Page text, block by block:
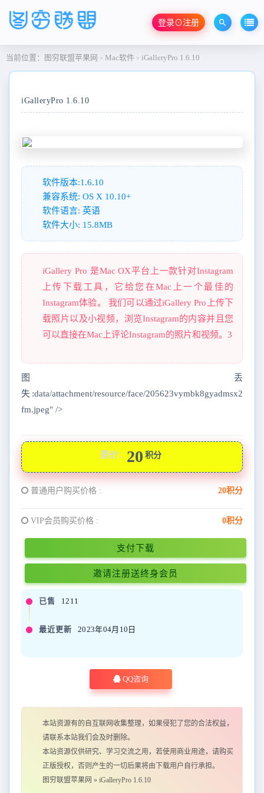
登录⊙注册
当前位置： 图穷联盟苹果网 > Mac软件 > iGalleryPro 1.6.10
iGalleryPro 1.6.10
软件版本:1.6.10
兼容系统: OS X 10.10+
软件语言: 英语
软件大小: 15.8MB
iGallery Pro 是Mac OX平台上一款针对Instagram
上传下载工具，它给您在Mac上一个最佳的
Instagram体验。 我们可以通过iGallery Pro上传下
载照片以及小视频，浏览Instagram的内容并且您
可以直接在Mac上评论Instagram的照片和视频。3
图丢
失:data/attachment/resource/face/205623vymbk8gyadmsx2
fm.jpeg" />
原价： 20 积分
普通用户购买价格 : 20积分
VIP会员购买价格 : 0积分
支付下载
邀请注册送终身会员
已售 1211
最近更新 2023年04月10日
QQ咨询
本站资源有的自互联网收集整理，如果侵犯了您的合法权益，
请联系本站我们会及时删除。
本站资源仅供研究、学习交流之用，若使用商业用途，请购买
正版授权，否则产生的一切后果将由下载用户自行承担。
图穷联盟苹果网 » iGalleryPro 1.6.10